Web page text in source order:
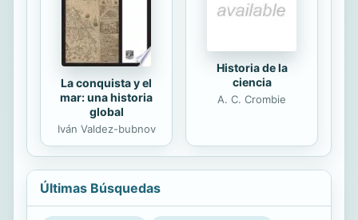
La conquista y el
mar: una historia
global
Iván Valdez-bubnov
Historia de la
ciencia
A. C. Crombie
Últimas Búsquedas